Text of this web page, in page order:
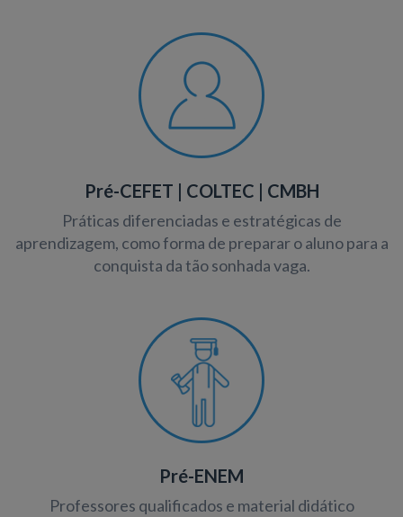
Pré-CEFET | COLTEC | CMBH
Práticas diferenciadas e estratégicas de
aprendizagem, como forma de preparar o aluno para a
conquista da tão sonhada vaga.
Pré-ENEM
Professores qualificados e material didático